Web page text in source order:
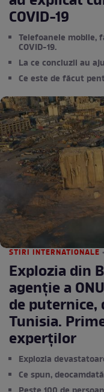
COVID-19
Telefoanele mobile,
COVID-19.
La ce concluzii au
Ce este de făcut
STIRI INTERNATIONALE
Explozia din
agenție a
de puternice,
Tunisia.
experților
Explozia
Ce spun,